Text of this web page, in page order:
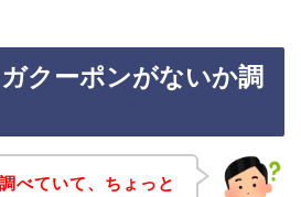
クーポンがないか調
べていて、ちょっと